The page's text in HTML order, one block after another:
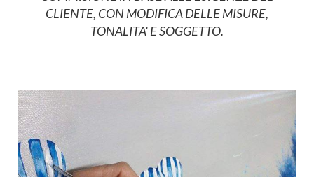
CLIENTE, CON MODIFICA DELLE MISURE,
TONALITA' E SOGGETTO.